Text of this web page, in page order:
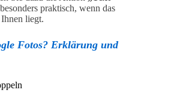
praktisch, wenn das
liegt.
Fotos? Erklärung und